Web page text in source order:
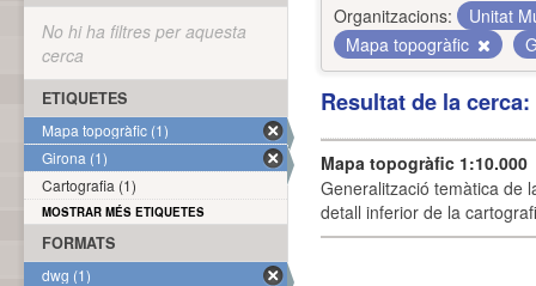
Organitzacions:
Unitat
Mapa topogràfic
Resultat de la
Mapa topogràfic 1:10.000
Generalització temàtica de
detall inferior de la
No hi ha filtres per aquesta
cerca
ETIQUETES
Mapa topogràfic (1)
Girona (1)
Cartografia (1)
MOSTRAR MÉS ETIQUETES
FORMATS
dwg (1)